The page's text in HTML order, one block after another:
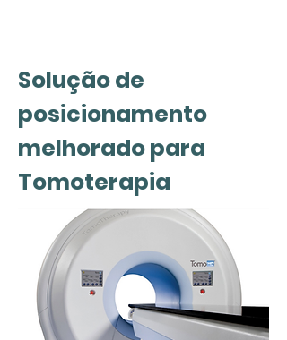
Solução de
posicionamento
melhorado para
Tomoterapia